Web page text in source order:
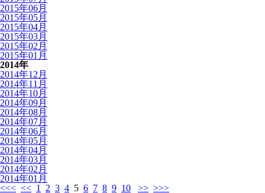
2015年06月
2015年05月
2015年04月
2015年03月
2015年02月
2015年01月
2014年
2014年12月
2014年11月
2014年10月
2014年09月
2014年08月
2014年07月
2014年06月
2014年05月
2014年04月
2014年03月
2014年02月
2014年01月
<<< << 1 2 3 4 5 6 7 8 9 10 >> >>>